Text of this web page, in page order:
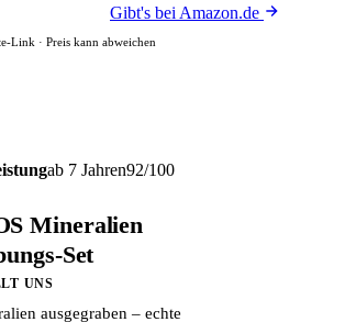
Gibt's bei Amazon.de
Link · Preis kann abweichen
ab 7 Jahren92/100
Mineralien
Set
UNS
ausgegraben – echte